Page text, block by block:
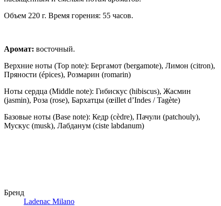
Объем 220 г. Время горения: 55 часов.
Аромат: восточный.
Верхние ноты (Top note): Бергамот (bergamote), Лимон (citron),
Пряности (épices), Розмарин (romarin)
Ноты сердца (Middle note): Гибискус (hibiscus), Жасмин
(jasmin), Роза (rose), Бархатцы (œillet d’Indes / Tagète)
Базовые ноты (Base note): Кедр (cèdre), Пачули (patchouly),
Мускус (musk), Лабданум (ciste labdanum)
Бренд
Ladenac Milano